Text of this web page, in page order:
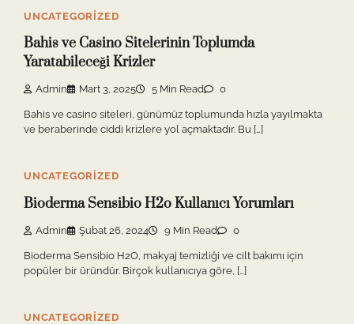
UNCATEGORIZED
Bahis ve Casino Sitelerinin Toplumda
Yaratabileceği Krizler
Admin Mart 3, 2025 5 Min Read 0
Bahis ve casino siteleri, günümüz toplumunda hızla yayılmakta
ve beraberinde ciddi krizlere yol açmaktadır. Bu […]
UNCATEGORIZED
Bioderma Sensibio H2o Kullanıcı Yorumları
Admin Şubat 26, 2024 9 Min Read 0
Bioderma Sensibio H2O, makyaj temizliği ve cilt bakımı için
popüler bir üründür. Birçok kullanıcıya göre, […]
UNCATEGORIZED